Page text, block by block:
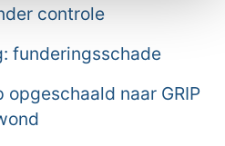
controle
funderingsschade
naar GRIP